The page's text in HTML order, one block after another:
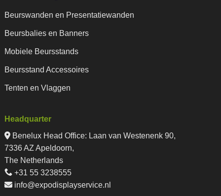
Beurswanden en Presentatiewanden
Beursbalies en Banners
Mobiele Beursstands
Beursstand Accessoires
Tenten en Vlaggen
Headquarter
Benelux Head Office: Laan van Westenenk 90,
7336 AZ Apeldoorn,
The Netherlands
+31 55 3238555
info@expodisplayservice.nl